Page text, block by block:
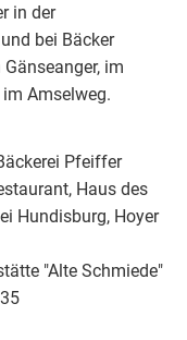
in der
bei Bäcker
im
Amselweg.
Pfeiffer
Haus des
Hundisburg, Hoyer
"Alte Schmiede"